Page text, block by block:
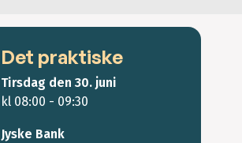
Det praktiske
Tirsdag den 30. juni
kl 08:00 - 09:30
Jyske Bank